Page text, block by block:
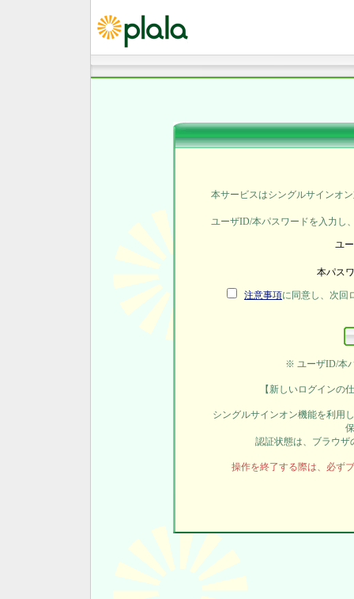
本サービスはシングルサインオ
ユーザID/本パスワードを入力し
ユ
本パス
注意事項に同意し、次回
※ ユーザID/本
【新しいログインの
シングルサインオン機能を利用
認証状態は、ブラウザ
操作を終了する際は、必ず